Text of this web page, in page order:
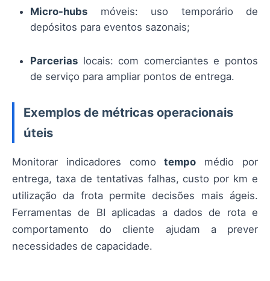
Micro-hubs móveis: uso temporário de
depósitos para eventos sazonais;
Parcerias locais: com comerciantes e pontos
de serviço para ampliar pontos de entrega.
Exemplos de métricas operacionais
úteis
Monitorar indicadores comotempo médio por
entrega, taxa de tentativas falhas, custo por km e
utilização da frota permite decisões mais ágeis.
Ferramentas de BI aplicadas a dados de rota e
comportamento do cliente ajudam a prever
necessidades de capacidade.